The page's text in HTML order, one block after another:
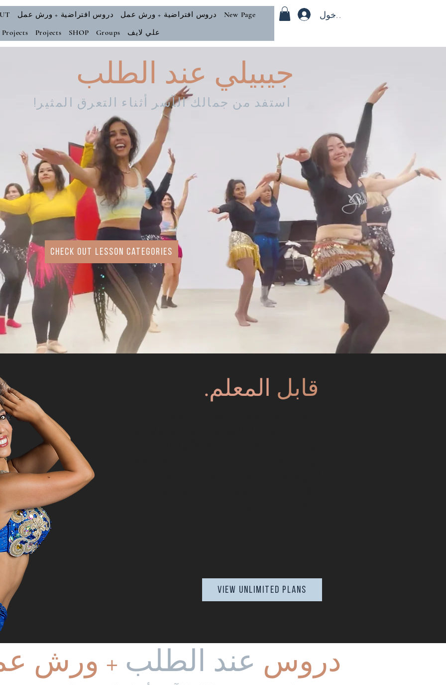
دروس افتراضية + ورش عمل دروس افتراضية + ورش عمل
New Page
Projects
Projects SHOP Groups علي لايف
تسجيل الدخول
جيبيلي عند الطلب
استفد من جمالك الآسر أثناء التعرق المثير!
check out lesson categories
قابل المعلم.
view UNLIMITED plans
دروس عند الطلب + ورش